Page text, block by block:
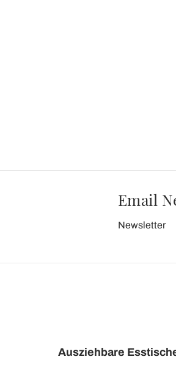
Email
Newsletter
Ausziehbare